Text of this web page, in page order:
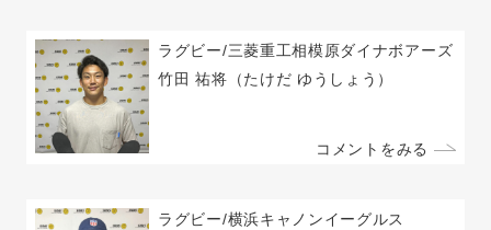
ラグビー/三菱重工相模原ダイナボアーズ
竹田 祐将 （たけだ ゆうしょう）
コメントをみる
ラグビー/横浜キャノンイーグルス